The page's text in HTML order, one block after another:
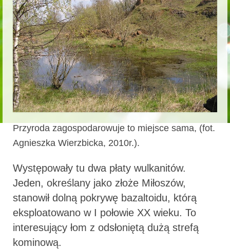
Przyroda zagospodarowuje to miejsce sama, (fot.
Agnieszka Wierzbicka, 2010r.).
Występowały tu dwa płaty wulkanitów.
Jeden, określany jako złoże Miłoszów,
stanowił dolną pokrywę bazal­toidu, którą
eksploatowano w I połowie XX wieku. To
interesujący łom z odsłoniętą dużą strefą
kominową.